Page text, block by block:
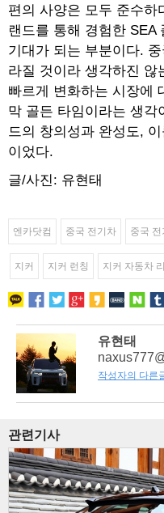
편의 사양은 모두 준수하
랜드를 통해 경험한 SEA
기대가 되는 부분이다.
라질 것이라 생각하진 않
빠르게 변화하는 시장에
막 골든 타임이라는 생각
드의 창의성과 완성도,
이었다.
글/사진: 유현태
엔카닷컴 중국 전기차 중국
지커 지커 런칭 지커 자동차
유현태
작성자의 다른
관련기사